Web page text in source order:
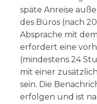
späte Anreise
des Büros (nach
Absprache mit
erfordert eine
(mindestens 24
mit einer
sein. Die
erfolgen und ist